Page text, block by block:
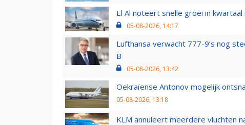
El Al noteert snelle groei in
05-08-2026, 14:17
Lufthansa verwacht 777-9’s nog
B
05-08-2026, 13:42
Oekraïense Antonov mogelijk
05-08-2026, 13:18
KLM annuleert meerdere vluchten